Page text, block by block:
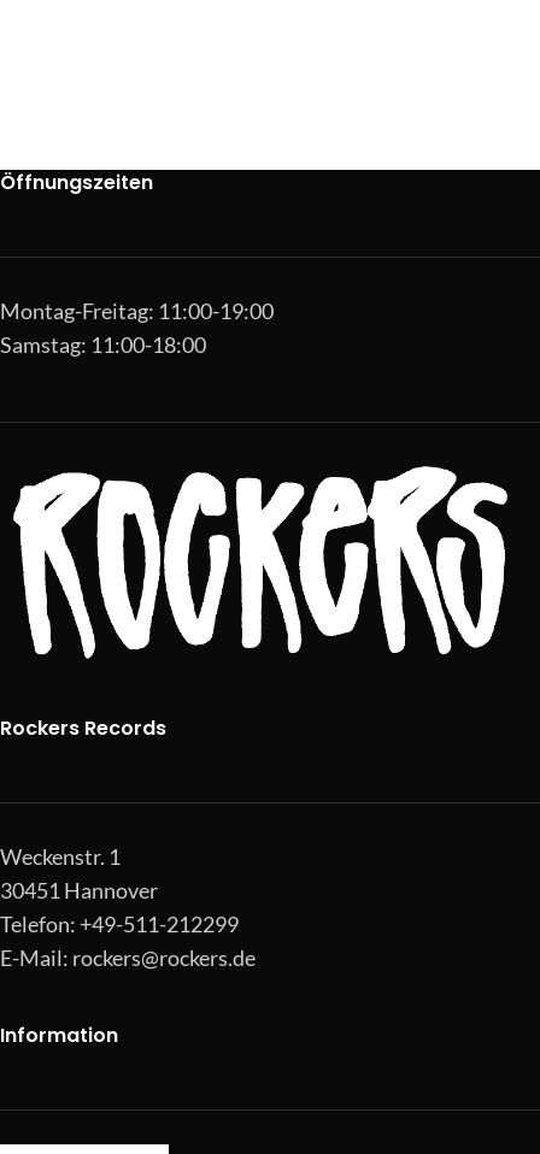
Öffnungszeiten
Montag-Freitag: 11:00-19:00
Samstag: 11:00-18:00
Rockers Records
Weckenstr. 1
30451 Hannover
Telefon: +49-511-212299
E-Mail: rockers@rockers.de
Information